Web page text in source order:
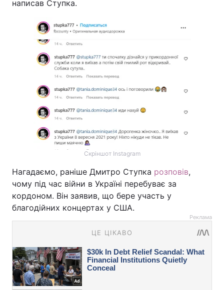
написав Ступка.
Скріншот Instagram
Нагадаємо, раніше Дмитро Ступка розповів,
чому під час війни в Україні перебуває за
кордоном. Він заявив, що бере участь у
благодійних концертах у США.
Реклама